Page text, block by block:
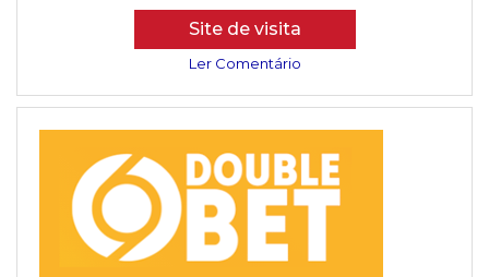
Site de visita
Ler Comentário